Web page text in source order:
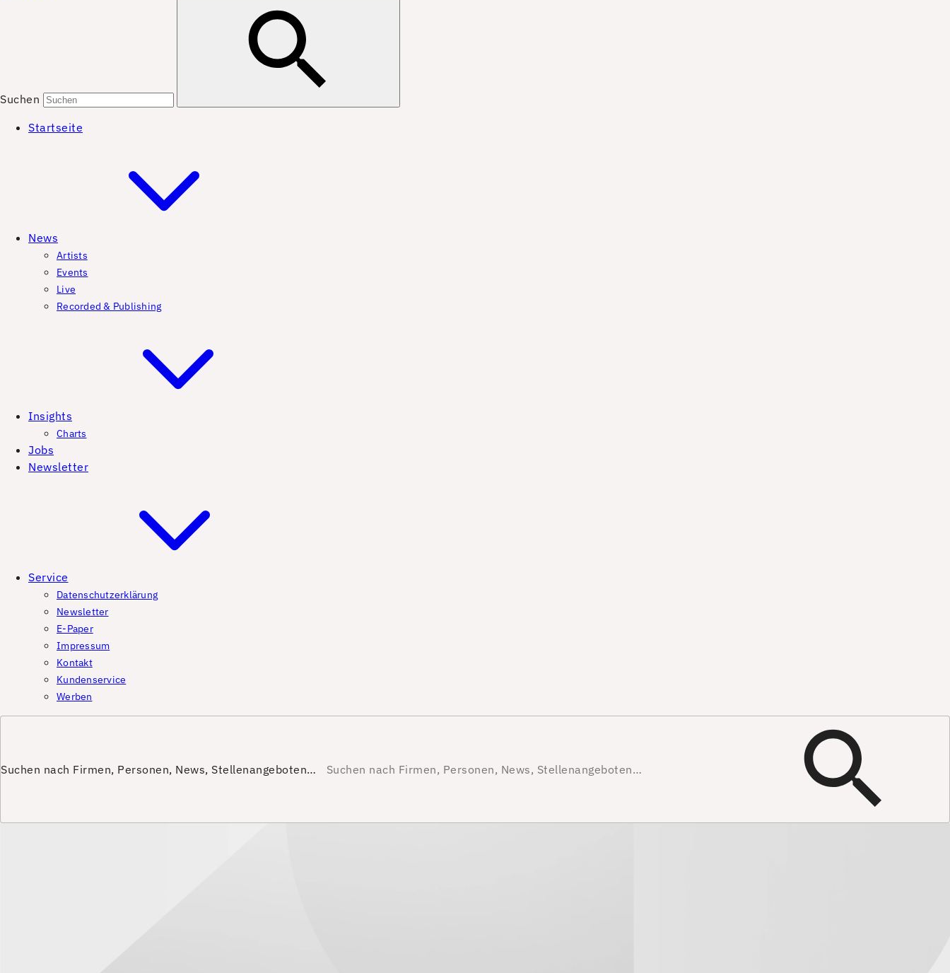
Suchen
Startseite
News
Artists
Events
Live
Recorded & Publishing
Insights
Charts
Jobs
Newsletter
Service
Datenschutzerklärung
Newsletter
E-Paper
Impressum
Kontakt
Kundenservice
Werben
Suchen nach Firmen, Personen, News, Stellenangeboten…